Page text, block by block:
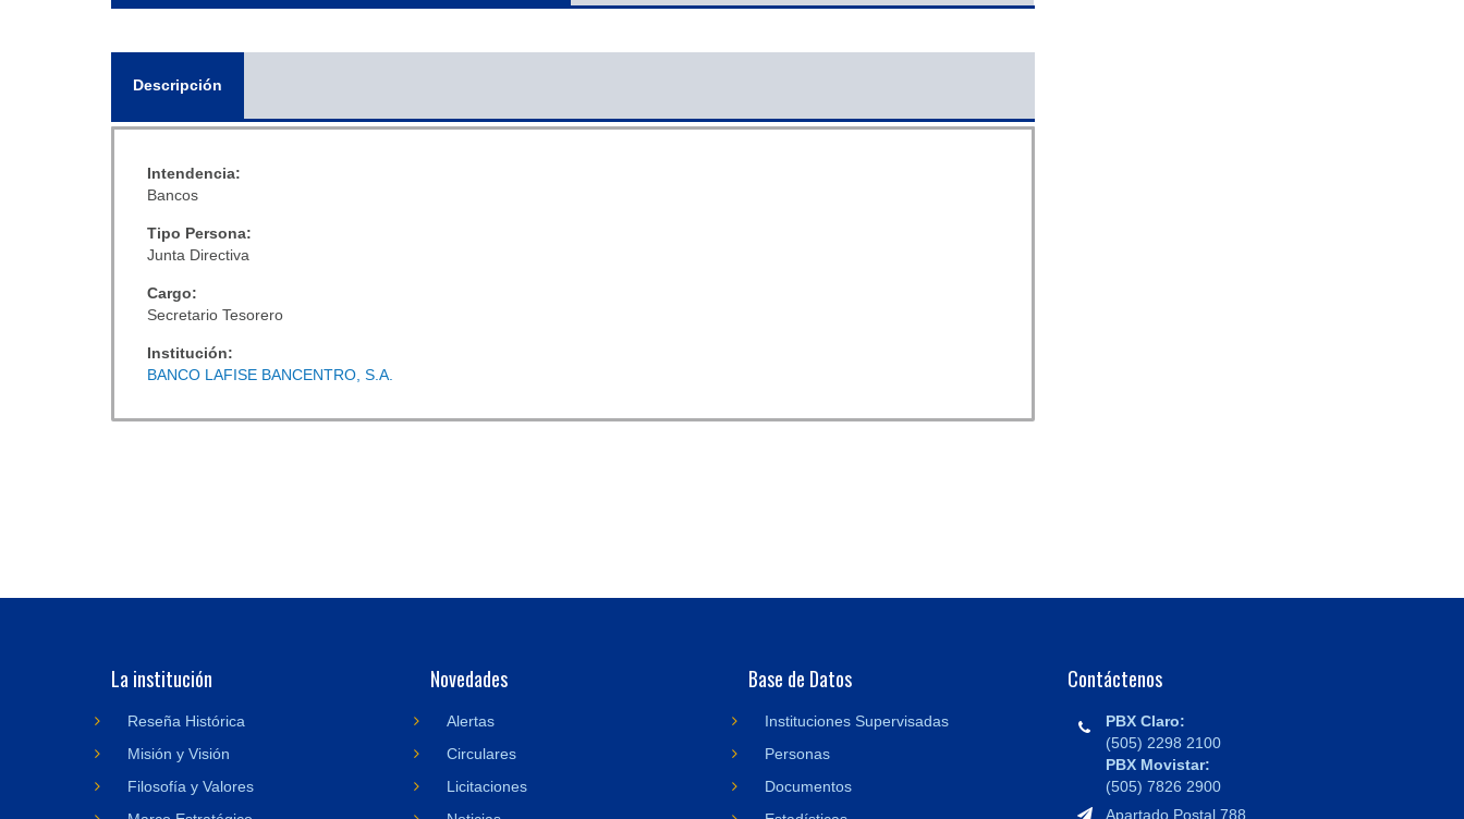
Descripción
Intendencia:
Bancos
Tipo Persona:
Junta Directiva
Cargo:
Secretario Tesorero
Institución:
BANCO LAFISE BANCENTRO, S.A.
La institución
Reseña Histórica
Misión y Visión
Filosofía y Valores
Novedades
Alertas
Circulares
Licitaciones
Base de Datos
Instituciones Supervisadas
Personas
Documentos
Contáctenos
PBX Claro:
(505) 2298 2100
PBX Movistar:
(505) 7826 2900
Apartado Postal 788